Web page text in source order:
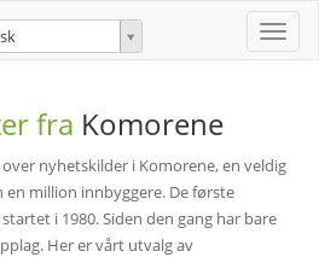
Toggle
fra Komorene
nyhetskilder i Komorene, en veldig
million innbyggere. De første
i 1980. Siden den gang har bare
Her er vårt utvalg av